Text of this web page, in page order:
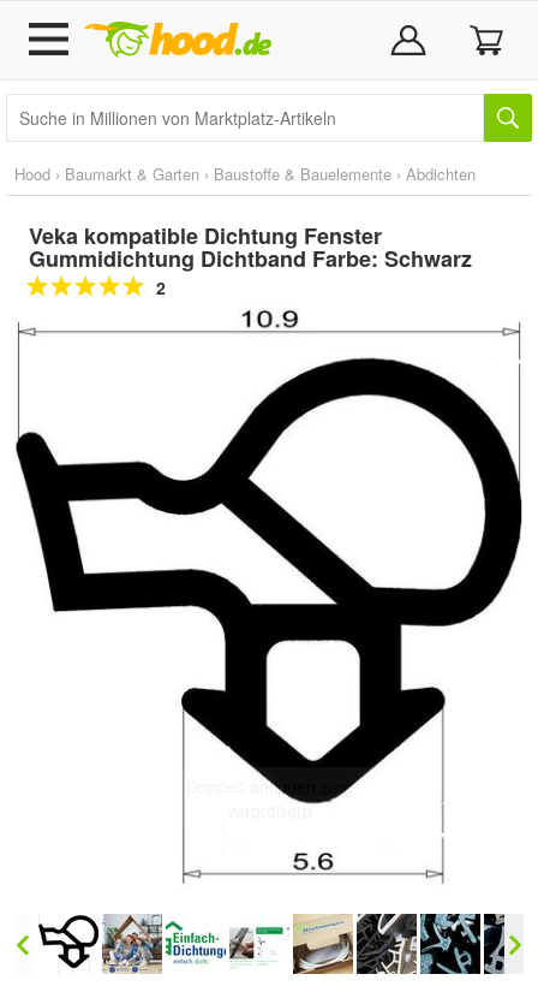
Hood › Baumarkt & Garten › Baustoffe & Bauelemente › Abdichten
Veka kompatible Dichtung Fenster
Gummidichtung Dichtband Farbe: Schwarz
2
Doppelt antippen zum
vergrößern